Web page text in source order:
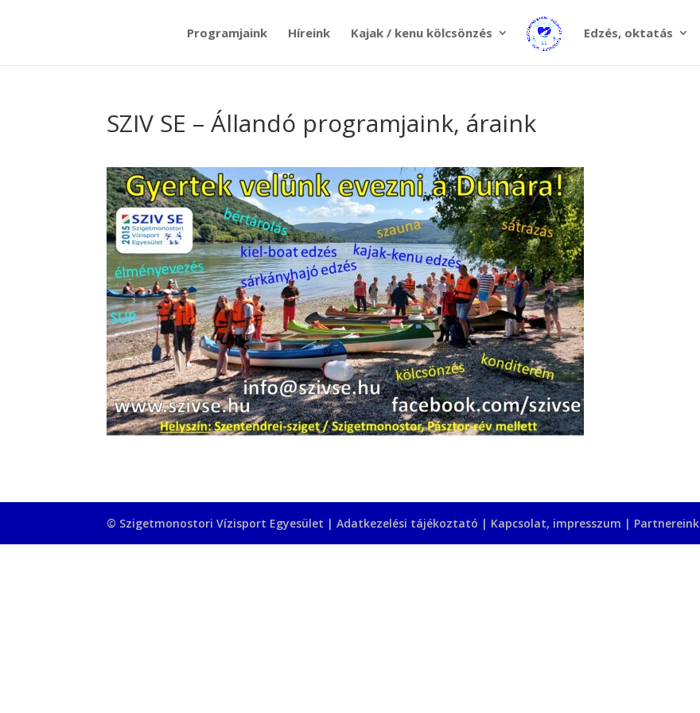
Programjaink Híreink Kajak / kenu kölcsönzés Edzés, oktatás
SZIV SE – Állandó programjaink, áraink
© Szigetmonostori Vízisport Egyesület |Adatkezelési tájékoztató | Kapcsolat, impresszum | Partnereink